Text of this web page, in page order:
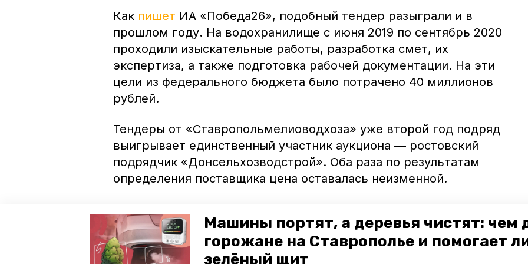
Машины портят, а деревья чистят: чем
горожане на Ставрополье и помогает
зелёный щит
Как пишет ИА «Победа26», подобный тендер разыграли и в
прошлом году. На водохранилище с июня 2019 по сентябрь 2020
проходили изыскательные работы, разработка смет, их
экспертиза, а также подготовка рабочей документации. На эти
цели из федерального бюджета было потрачено 40 миллионов
рублей.
Тендеры от «Ставропольмелиоводхоза» уже второй год подряд
выигрывает единственный участник аукциона — ростовский
подрядчик «Донсельхозводстрой». Оба раза по результатам
определения поставщика цена оставалась неизменной.
удалось: руководитель филиала федерального учреждения,
сославшись на болезнь, не смог дать оперативный комментарий.